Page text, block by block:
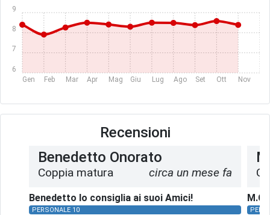
Gen Feb Mar Apr Mag Giu Lug Ago Set Ott Nov
6
7
8
9
Recensioni
Benedetto Onorato
Coppia matura circa un mese fa
Benedetto lo consiglia ai suoi Amici!
PERSONALE 10